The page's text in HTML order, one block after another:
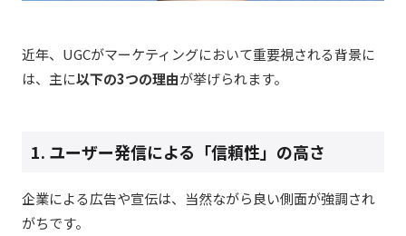
近年、UGCがマーケティングにおいて重要視される背景に
は、主に以下の3つの理由が挙げられます。
1. ユーザー発信による「信頼性」の高さ
企業による広告や宣伝は、当然ながら良い側面が強調され
がちです。